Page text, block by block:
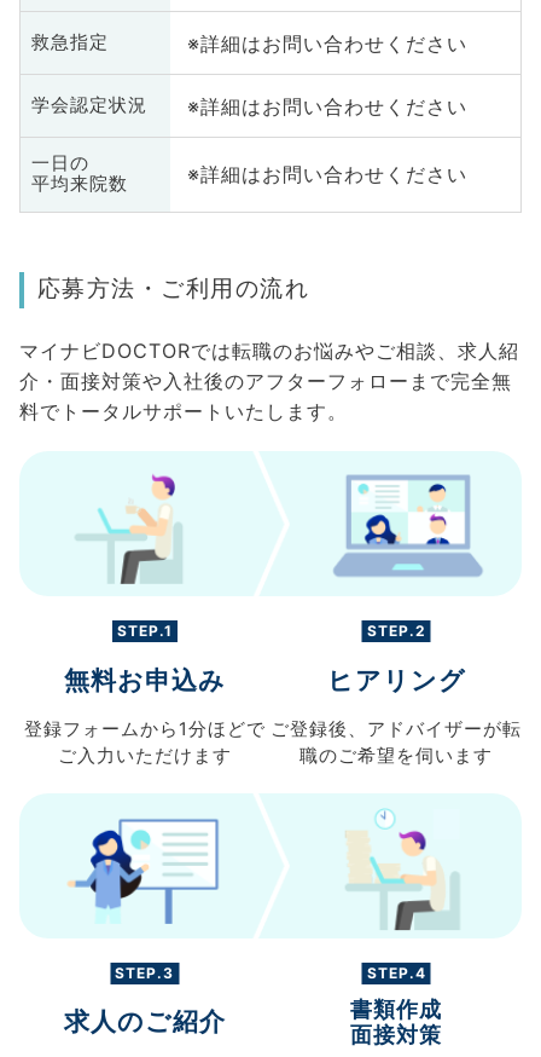
救急指定 ※詳細はお問い合わせください
学会認定状況 ※詳細はお問い合わせください
一日の
平均来院数
※詳細はお問い合わせください
応募方法・ご利用の流れ
マイナビDOCTORでは転職のお悩みやご相談、求人紹
介・面接対策や入社後のアフターフォローまで完全無
料でトータルサポートいたします。
STEP.1
無料お申込み
登録フォームから 1分ほどで
ご入力 いただけます
STEP.2
ヒアリング
ご登録後、 アドバイザーが転
職のご希望を伺います
STEP.3
求人のご紹介
STEP.4
書類作成
面接対策